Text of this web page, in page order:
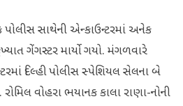
પોલીસ સાથેની એન્કાઉન્ટરમાં અનેક
ગેંગસ્ટર માર્યો ગયો. મંગળવારે
દિલ્હી પોલીસ સ્પેશિયલ સેલના બે
વોહરા ભયાનક કાલા રાણા-નોની